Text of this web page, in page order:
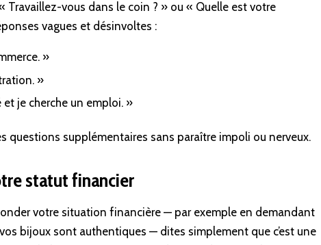
Travaillez-vous dans le coin ? » ou « Quelle est votre
vagues et désinvoltes :
»
»
et je cherche un emploi. »
questions supplémentaires sans paraître impoli ou nerveux.
statut financier
votre situation financière — par exemple en demandant
bijoux sont authentiques — dites simplement que c’est une